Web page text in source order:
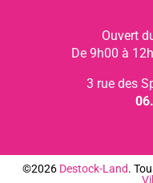
Ouvert
De 9h00 à
3 rue des
©2026 Destock-Land.